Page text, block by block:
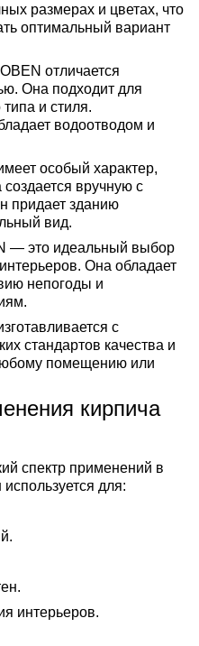
размерах и цветах, что
оптимальный вариант
отличается
Она подходит для
и стиля.
водоотводом и
особый характер,
вручную с
придает зданию
вид.
— это идеальный выбор
Она обладает
непогоды и
с
стандартов качества и
помещению или
кирпича
спектр применений в
для:
интерьеров.